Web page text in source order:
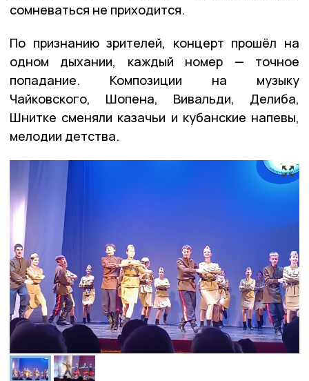
сомневаться не приходится.
По признанию зрителей, концерт прошёл на
одном дыхании, каждый номер — точное
попадание. Композиции на музыку
Чайковского, Шопена, Вивальди, Делиба,
Шнитке сменяли казачьи и кубанские напевы,
мелодии детства.